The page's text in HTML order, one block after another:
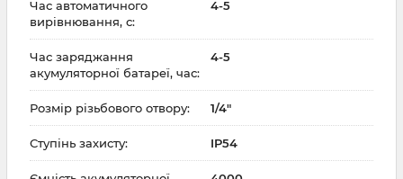
Час автоматичного
вирівнювання, с:
4-5
Час заряджання
акумуляторної батареї, час:
4-5
Розмір різьбового отвору: 1/4"
Ступінь захисту: IP54